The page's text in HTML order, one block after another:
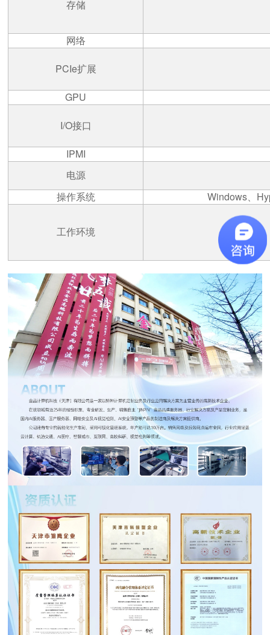
存储
网络
PCIe扩展
GPU
I/O接口
IPMI
电源
操作系统
Windows、
工作环境